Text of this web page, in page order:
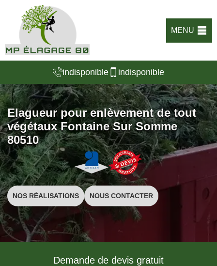
MENU
indisponible indisponible
Elagueur pour enlèvement de tout
végétaux Fontaine Sur Somme
80510
NOS RÉALISATIONS NOUS CONTACTER
Demande de devis gratuit